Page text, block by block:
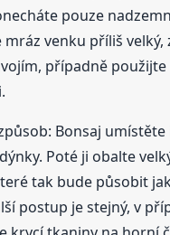
pouze
mráz venku příliš velký,
případně
Bonsaj umístěte
Poté ji obalte
tak bude působit
postup je stejný, v